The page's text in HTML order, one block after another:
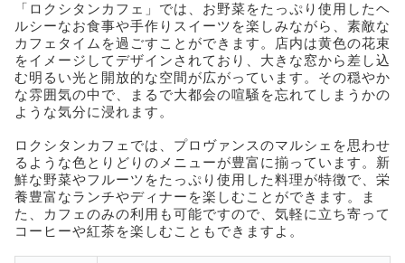
「ロクシタンカフェ」では、お野菜をたっぷり使用したヘ
ルシーなお食事や手作りスイーツを楽しみながら、素敵な
カフェタイムを過ごすことができます。店内は黄色の花束
をイメージしてデザインされており、大きな窓から差し込
む明るい光と開放的な空間が広がっています。その穏やか
な雰囲気の中で、まるで大都会の喧騒を忘れてしまうかの
ような気分に浸れます。
ロクシタンカフェでは、プロヴァンスのマルシェを思わせ
るような色とりどりのメニューが豊富に揃っています。新
鮮な野菜やフルーツをたっぷり使用した料理が特徴で、栄
養豊富なランチやディナーを楽しむことができます。ま
た、カフェのみの利用も可能ですので、気軽に立ち寄って
コーヒーや紅茶を楽しむこともできますよ。